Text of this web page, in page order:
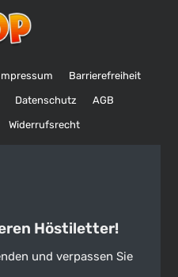
Barrierefreiheit
Datenschutz AGB
Widerrufsrecht
Höstiletter!
und verpassen Sie